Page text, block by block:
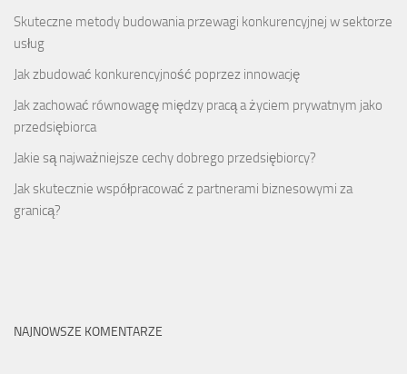
Skuteczne metody budowania przewagi konkurencyjnej w sektorze
usług
Jak zbudować konkurencyjność poprzez innowację
Jak zachować równowagę między pracą a życiem prywatnym jako
przedsiębiorca
Jakie są najważniejsze cechy dobrego przedsiębiorcy?
Jak skutecznie współpracować z partnerami biznesowymi za
granicą?
NAJNOWSZE KOMENTARZE